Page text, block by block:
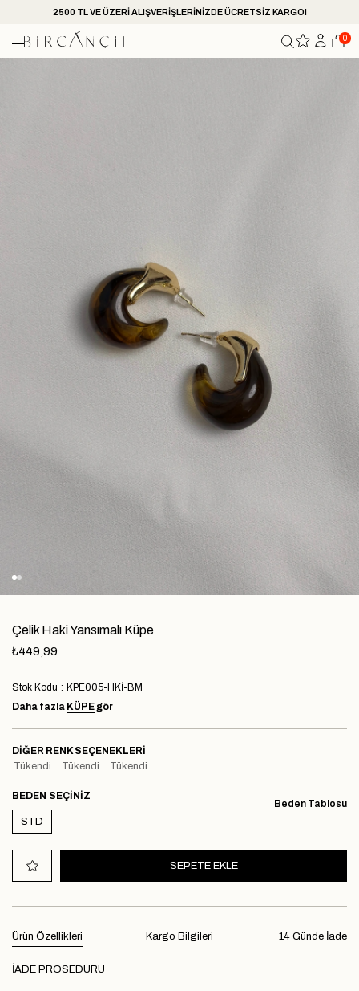
2500 TL VE ÜZERİ ALIŞVERİŞLERİNİZDE ÜCRETSİZ KARGO!
0
Çelik Haki Yansımalı Küpe
₺449,99
Stok Kodu
KPE005-HKİ-BM
Daha fazla KÜPE gör
DIĞER RENK SEÇENEKLERI
Tükendi
Tükendi Tükendi
Beden Tablosu
BEDEN
STD
Ürün Özellikleri 14 Günde İade
Kargo Bilgileri
İADE PROSEDÜRÜ